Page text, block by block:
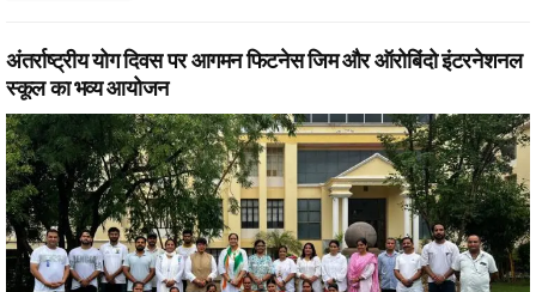
अंतर्राष्ट्रीय योग दिवस पर आगमन फिटनेस जिम और ऑरोबिंदो इंटरनेशनल
स्कूल का भव्य आयोजन